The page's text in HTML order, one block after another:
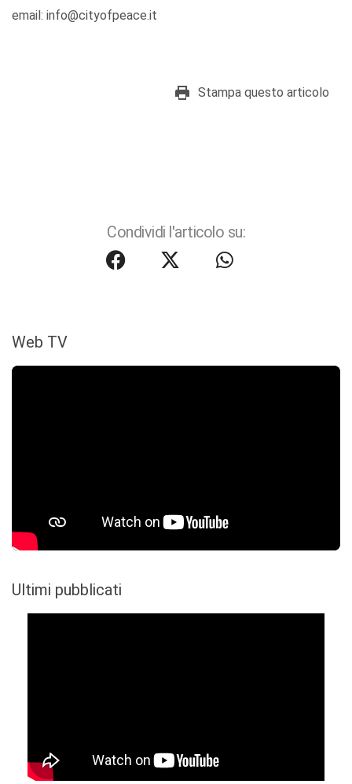
email: info@cityofpeace.it
Stampa questo articolo
Condividi l'articolo su:
Web TV
Ultimi pubblicati